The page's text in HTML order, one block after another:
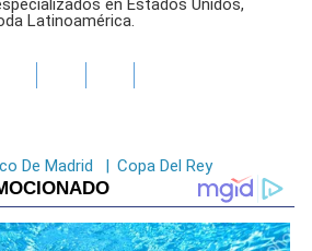
en Estados Unidos,
Latinoamérica.
De Madrid | Copa Del Rey